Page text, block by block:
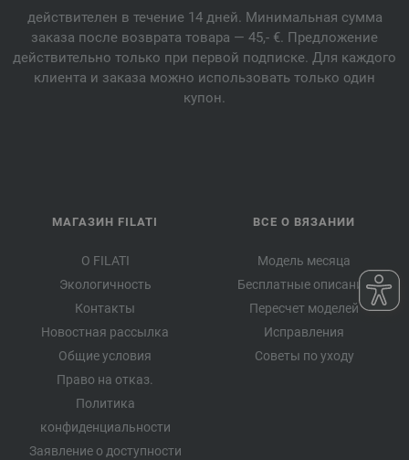
действителен в течение 14 дней. Минимальная сумма
заказа после возврата товара — 45,- €. Предложение
действительно только при первой подписке. Для каждого
клиента и заказа можно использовать только один
купон.
МАГАЗИН FILATI
О FILATI
Экологичность
Контакты
Новостная рассылка
Общие условия
Право на отказ.
Политика
конфиденциальности
Заявление о доступности
ВСЕ О ВЯЗАНИИ
Модель месяца
Бесплатные описания
Пересчет моделей
Исправления
Советы по уходу